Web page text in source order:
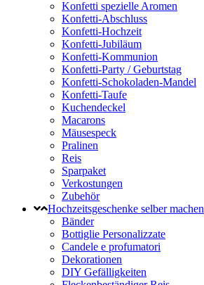
Konfetti spezielle Aromen
Konfetti-Abschluss
Konfetti-Hochzeit
Konfetti-Jubiläum
Konfetti-Kommunion
Konfetti-Party / Geburtstag
Konfetti-Schokoladen-Mandel
Konfetti-Taufe
Kuchendeckel
Macarons
Mäusespeck
Pralinen
Reis
Sparpaket
Verkostungen
Zubehör
Hochzeitsgeschenke selber machen
Bänder
Bottiglie Personalizzate
Candele e profumatori
Dekorationen
DIY Gefälligkeiten